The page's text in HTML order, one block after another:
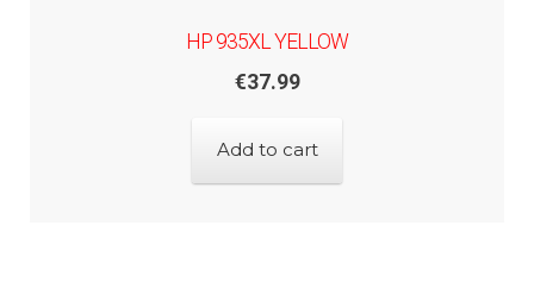
HP 935XL YELLOW
€37.99
Add to cart